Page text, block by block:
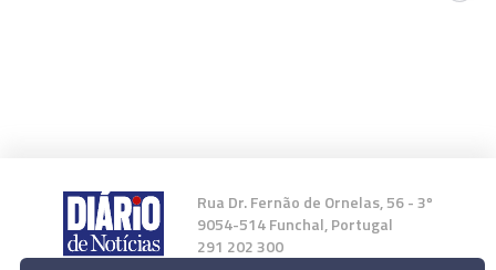
Rua Dr. Fernão de Ornelas, 56 - 3º
9054-514 Funchal, Portugal
291 202 300